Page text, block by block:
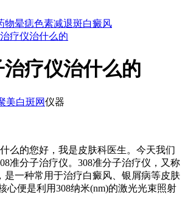
物晕痣色素减退斑白癜风
疗仪治什么的
治疗仪治什么的
美白斑网仪器
么的您好，我是皮肤科医生。今天我们
准分子治疗仪。308准分子治疗仪，又称
是一种常用于治疗白癜风、银屑病等皮肤
心便是利用308纳米(nm)的激光光束照射